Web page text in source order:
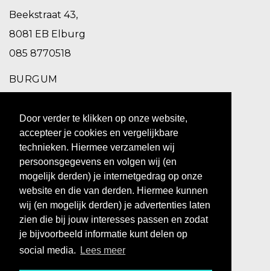
Door verder te klikken op onze website,
accepteer je cookies en vergelijkbare
technieken. Hiermee verzamelen wij
persoonsgegevens en volgen wij (en
mogelijk derden) je internetgedrag op onze
website en die van derden. Hiermee kunnen
wij (en mogelijk derden) je advertenties laten
zien die bij jouw interesses passen en zodat
je bijvoorbeeld informatie kunt delen op
social media.
Lees meer
Beekstraat 43,
8081 EB Elburg
085 8770518
BURGUM
9251 EC Burgum
0511 469 260
ZUIDHORN
Hoofdstraat 10,
9801 BX Zuidhorn
0594 769 010